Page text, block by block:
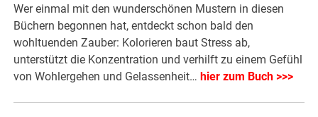
Wer einmal mit den wunderschönen Mustern in diesen
Büchern begonnen hat, entdeckt schon bald den
wohltuenden Zauber: Kolorieren baut Stress ab,
unterstützt die Konzentration und verhilft zu einem Gefühl
von Wohlergehen und Gelassenheit…hier zum Buch >>>